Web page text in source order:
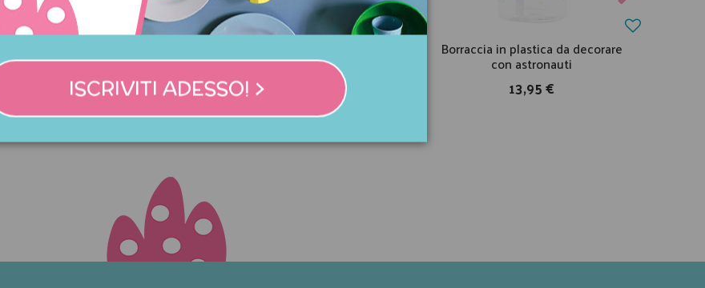
Galaxy
Borraccia in plastica da decorare
con astronauti
13,95 €
ISCRIVITI ADESSO! >